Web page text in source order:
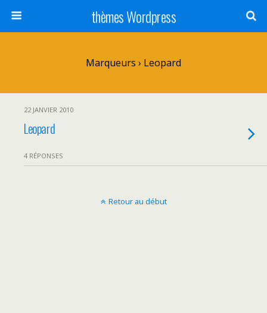
thèmes Wordpress
Marqueurs › Leopard
22 JANVIER 2010
Leopard
4 RÉPONSES
Retour au début